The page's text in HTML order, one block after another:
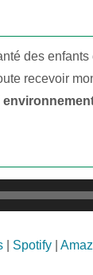
des
recevoir
Spotify